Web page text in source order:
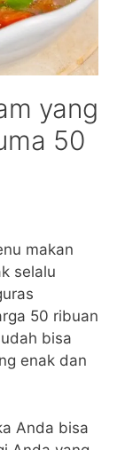
yang
50
makan
selalu
50 ribuan
bisa
enak dan
Anda bisa